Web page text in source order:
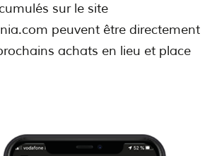
sur le site
peuvent être directement
achats en lieu et place